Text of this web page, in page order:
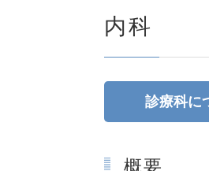
内科
診療科に
概要